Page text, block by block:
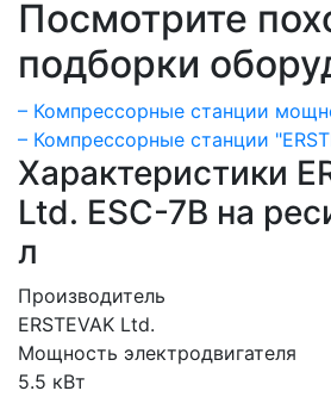
Посмотрите
подборки
– Компрессорные станции
– Компрессорные станции
Характеристики
Ltd. ESC-7B на
л
Производитель
ERSTEVAK Ltd.
Мощность электродвигателя
5.5 кВт